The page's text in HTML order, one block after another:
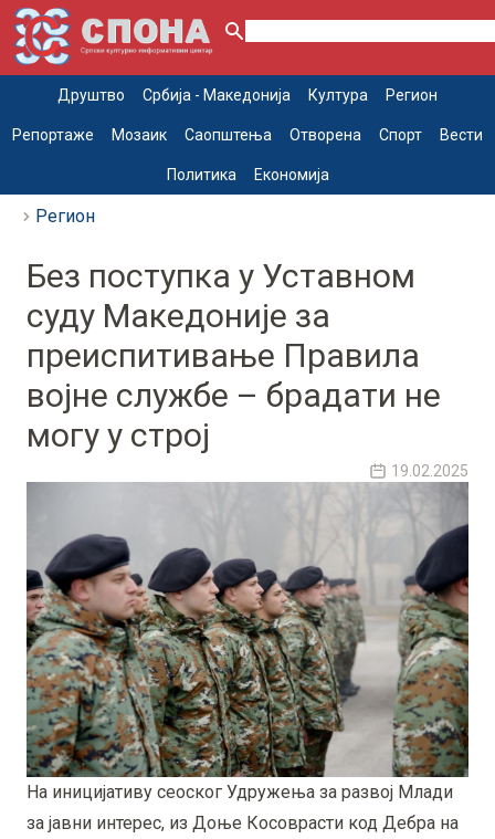
Друштво Србија - Македонија Култура Регион
Репортаже Мозаик Саопштења Отворена Спорт Вести
Политика Економија
Регион
Без поступка у Уставном
суду Македоније за
преиспитивање Правила
војне службе – брадати не
могу у строј
19.02.2025
На иницијативу сеоског Удружења за развој Млади
за јавни интерес, из Доње Косоврасти код Дебра на